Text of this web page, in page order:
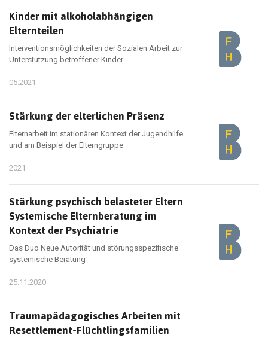
Kinder mit alkoholabhängigen
Elternteilen
Interventionsmöglichkeiten der Sozialen Arbeit zur
Unterstützung betroffener Kinder
05.2021
Stärkung der elterlichen Präsenz
Elternarbeit im stationären Kontext der Jugendhilfe
und am Beispiel der Elterngruppe
2021
Stärkung psychisch belasteter Eltern
Systemische Elternberatung im
Kontext der Psychiatrie
Das Duo Neue Autorität und störungsspezifische
systemische Beratung
25.11.2020
Traumapädagogisches Arbeiten mit
Resettlement-Flüchtlingsfamilien